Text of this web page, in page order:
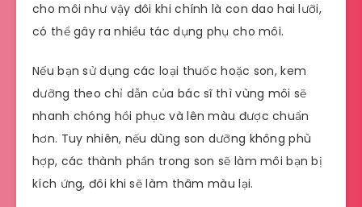
cho môi như vậy đôi khi chính là con dao hai lưỡi,
có thể gây ra nhiều tác dụng phụ cho môi.
Nếu bạn sử dụng các loại thuốc hoặc son, kem
dưỡng theo chỉ dẫn của bác sĩ thì vùng môi sẽ
nhanh chóng hồi phục và lên màu được chuẩn
hơn. Tuy nhiên, nếu dùng son dưỡng không phù
hợp, các thành phần trong son sẽ làm môi bạn bị
kích ứng, đôi khi sẽ làm thâm màu lại.